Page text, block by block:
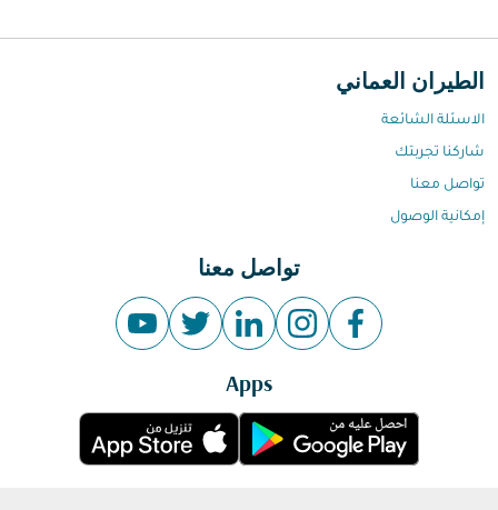
الطيران العماني
الاسئلة الشائعة
شاركنا تجربتك
تواصل معنا
إمكانية الوصول
تواصل معنا
Apps